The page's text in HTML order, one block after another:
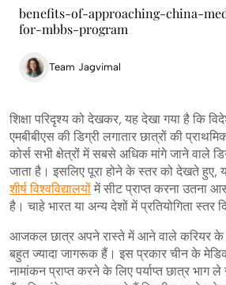
benefits-of-approaching-china-
for-mbbs-program
Team Jagvimal
शिक्षा परिदृश्य को देखकर, यह देखा गया है कि
एमबीबीएस की डिग्री लगातार छात्रों की
कोर्स सभी क्षेत्रों में सबसे अधिक मांगे जाने वाले
जाता है। इसलिए पूरा होने के स्तर को देखते हुए,
शीर्ष विश्वविद्यालयों में सीट प्राप्त करना उतना
है। चाहे भारत या अन्य देशों में प्रतियोगिता स्तर
आजकल छात्र अपने रास्ते में आने वाले करियर के
बहुत ज्यादा जागरूक हैं। इस प्रकार चीन के
नामांकन प्राप्त करने के लिए पर्याप्त छात्र